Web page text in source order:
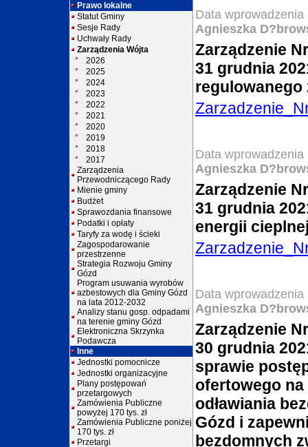
Prawo lokalne
Statut Gminy
Sesje Rady
Uchwały Rady
Zarządzenia Wójta
°
2026
°
2025
°
2024
°
2023
°
2022
°
2021
°
2020
°
2019
°
2018
°
2017
Zarządzenia
Przewodniczącego Rady
Mienie gminy
Budżet
Sprawozdania finansowe
Podatki i opłaty
Taryfy za wodę i ścieki
Zagospodarowanie
przestrzenne
Strategia Rozwoju Gminy
Gózd
Program usuwania wyrobów
azbestowych dla Gminy Gózd
na lata 2012-2032
Analizy stanu gosp. odpadami
na terenie gminy Gózd
Elektroniczna Skrzynka
Podawcza
Inne
Jednostki pomocnicze
Jednostki organizacyjne
Plany postępowań
przetargowych
Zamówienia Publiczne
powyżej 170 tys. zł
Zamówienia Publiczne poniżej
170 tys. zł
Przetargi
Data
Agnieszka
Zarządzenie
31 grudnia
regulowanego
Data
Agnieszka
Zarządzenie
31 grudnia
energii
Data
Agnieszka
Zarządzenie
30 grudnia
sprawie
ofertowego na
odławiania
Gózd i
bezdomnych